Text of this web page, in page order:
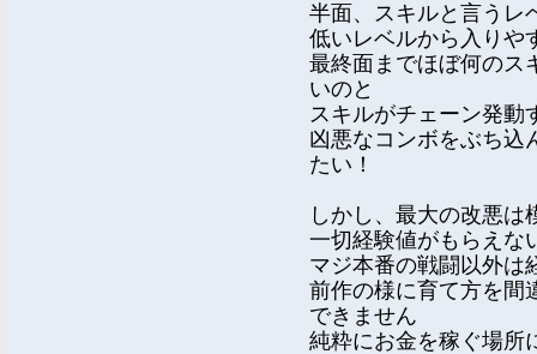
半面、スキルと言うレ
低いレベルから入りや
最終面までほぼ何のス
いのと
スキルがチェーン発動
凶悪なコンボをぶち込
たい！
しかし、最大の改悪は
一切経験値がもらえな
マジ本番の戦闘以外は
前作の様に育て方を間
できません
純粋にお金を稼ぐ場所